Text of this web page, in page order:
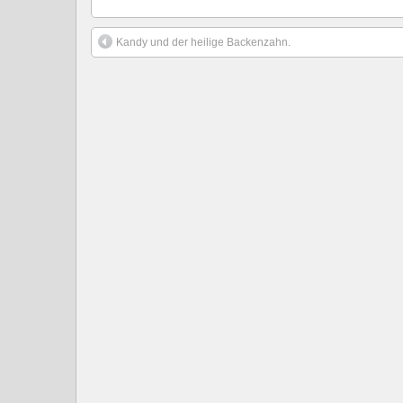
Kandy und der heilige Backenzahn.